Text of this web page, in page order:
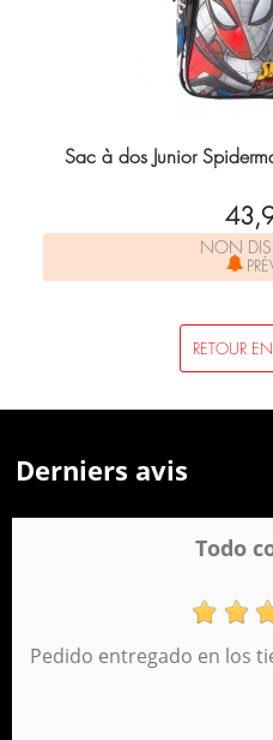
Sac à dos Junior
NON
RETOUR
Derniers avis
Todo
Pedido entregado en los